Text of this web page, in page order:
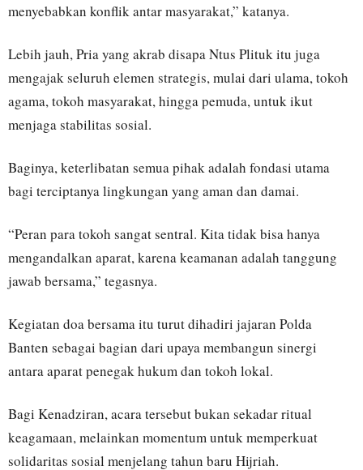
menyebabkan konflik antar masyarakat,” katanya.
Lebih jauh, Pria yang akrab disapa Ntus Plituk itu juga
mengajak seluruh elemen strategis, mulai dari ulama, tokoh
agama, tokoh masyarakat, hingga pemuda, untuk ikut
menjaga stabilitas sosial.
Baginya, keterlibatan semua pihak adalah fondasi utama
bagi terciptanya lingkungan yang aman dan damai.
“Peran para tokoh sangat sentral. Kita tidak bisa hanya
mengandalkan aparat, karena keamanan adalah tanggung
jawab bersama,” tegasnya.
Kegiatan doa bersama itu turut dihadiri jajaran Polda
Banten sebagai bagian dari upaya membangun sinergi
antara aparat penegak hukum dan tokoh lokal.
Bagi Kenadziran, acara tersebut bukan sekadar ritual
keagamaan, melainkan momentum untuk memperkuat
solidaritas sosial menjelang tahun baru Hijriah.